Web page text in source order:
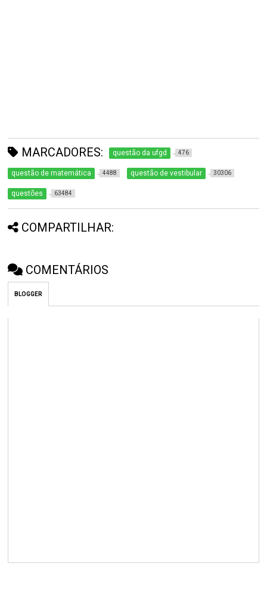
MARCADORES: questão da ufgd 476
questão de matemática 4488 questão de vestibular 30306
questões 63484
COMPARTILHAR:
COMENTÁRIOS
BLOGGER